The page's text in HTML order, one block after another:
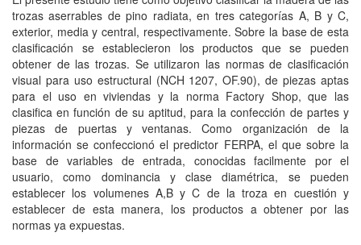
trozas aserrables de pino radiata, en tres categorías A, B y C,
exterior, media y central, respectivamente. Sobre la base de esta
clasificación se establecieron los productos que se pueden
obtener de las trozas. Se utilizaron las normas de clasificación
visual para uso estructural (NCH 1207, OF.90), de piezas aptas
para el uso en viviendas y la norma Factory Shop, que las
clasifica en función de su aptitud, para la confección de partes y
piezas de puertas y ventanas. Como organización de la
información se confeccionó el predictor FERPA, el que sobre la
base de variables de entrada, conocidas facilmente por el
usuario, como dominancia y clase diamétrica, se pueden
establecer los volumenes A,B y C de la troza en cuestión y
establecer de esta manera, los productos a obtener por las
normas ya expuestas.